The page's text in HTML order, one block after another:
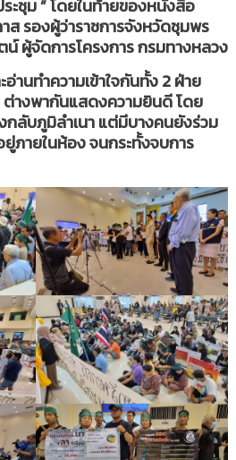
ะชุม ” โดยในท้ายของหนังสือ
รองผู้ว่าราชการจังหวัดชุมพร
ผู้จัดการโครงการ กรมทางหลวง
านทำความเข้าใจกันทั้ง 2 ฝ่าย
ต่างพากันแสดงความยินดี โดย
ลับภูมิลำเนา แต่มีบางคนยังร่วม
ภายในห้อง จนกระทั้งจบการ